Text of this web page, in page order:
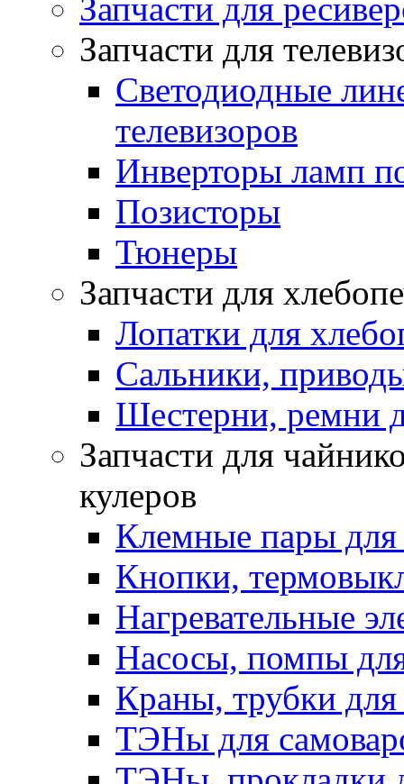
Запчасти для
Запчасти для
Светодиодные
телевизоров
Инверторы ламп
Позисторы
Тюнеры
Запчасти для
Лопатки для
Сальники,
Шестерни, ремни
Запчасти для
кулеров
Клемные пары для
Кнопки,
Нагревательные
Насосы, помпы
Краны, трубки для
ТЭНы для